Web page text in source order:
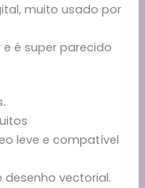
muito usado por
é super parecido
leve e compatível
desenho vectorial.